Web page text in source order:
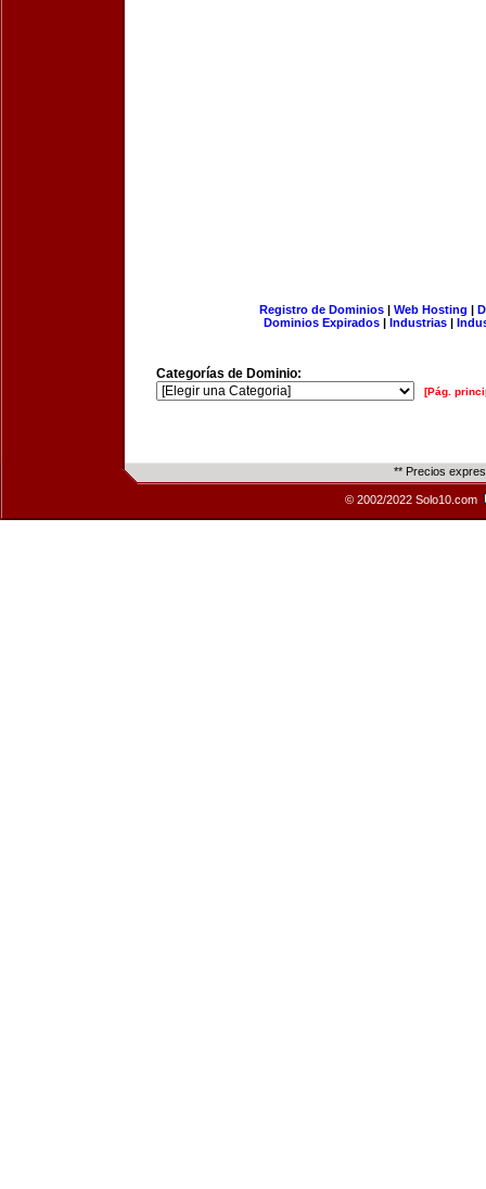
Registro de Dominios| Web Hosting |
Dominios Expirados | Industrias |
Categorías de Dominio:
[Pág.
** Precios
© 2002/2022 Solo10.com